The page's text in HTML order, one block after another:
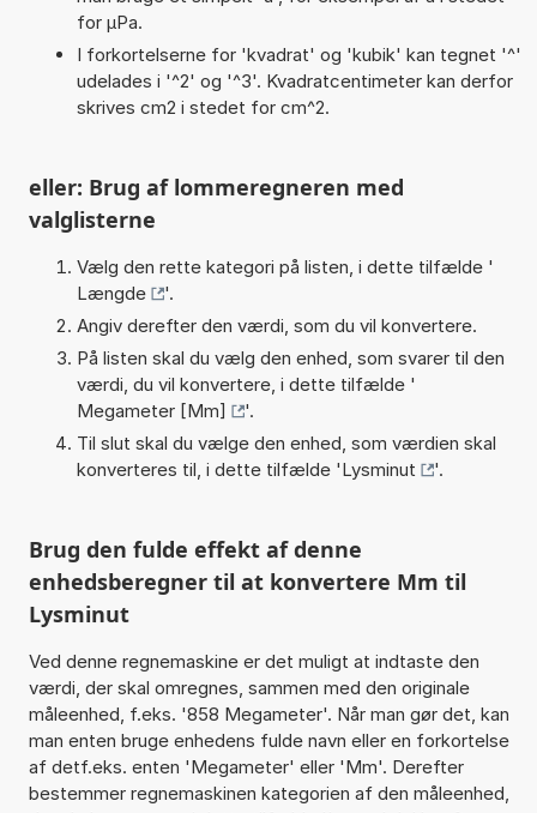
for µPa.
I forkortelserne for 'kvadrat' og 'kubik' kan tegnet '^'
udelades i '^2' og '^3'. Kvadratcentimeter kan derfor
skrives cm2 i stedet for cm^2.
eller: Brug af lommeregneren med
valglisterne
Vælg den rette kategori på listen, i dette tilfælde '
Længde
'.
Angiv derefter den værdi, som du vil konvertere.
På listen skal du vælg den enhed, som svarer til den
værdi, du vil konvertere, i dette tilfælde '
Megameter [Mm]
'.
Til slut skal du vælge den enhed, som værdien skal
konverteres til, i dette tilfælde 'Lysminut '.
Brug den fulde effekt af denne
enhedsberegner til at konvertere Mm til
Lysminut
Ved denne regnemaskine er det muligt at indtaste den
værdi, der skal omregnes, sammen med den originale
måleenhed, f.eks. '858 Megameter'. Når man gør det, kan
man enten bruge enhedens fulde navn eller en forkortelse
af detf.eks. enten 'Megameter' eller 'Mm'. Derefter
bestemmer regnemaskinen kategorien af den måleenhed,